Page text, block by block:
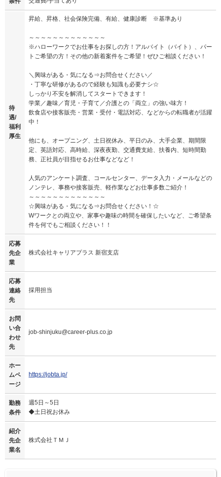
待
遇/
福利
厚生
昇給、昇格、社会保険完備、有給、健康診断 ※基準あり
～～～～～～～～～～～～～
※ハローワークでお仕事をお探しの方！アルバイト（バイト）、パー
トご希望の方！その他の新着案件をご希望！ぜひご相談ください！
＼興味がある・気になる⇒お問合せください／
・丁寧な研修があるので経験も知識も必要ナシ☆
しっかり不安を解消してスタートできます！
学業／趣味／育児・子育て／介護との「両立」の強い味方！
飲食店や接客販売・営業・受付・電話対応、などからの転職者が活躍
中！
他にも、オープニング、土日祝休み、平日のみ、大手企業、期間限
定、英語対応、高時給、深夜夜勤、交通費支給、扶養内、短時間勤
務、正社員が目指せるお仕事などなど！
人気のアンケート調査、コールセンター、データ入力・メールなどの
ノンテレ、事務や接客販売、軽作業などお仕事多数ご紹介！
～～～～～～～～～～～～～
☆興味がある・気になる⇒お問合せください！☆
Wワークとの両立や、家事や趣味の時間を確保したいなど、ご希望条
件を何でもご相談ください！！
応募
先企
業
株式会社キャリアプラス 新宿支店
応募
連絡
先
採用担当
お問
い合
わせ
先
job-shinjuku@career-plus.co.jp
ホー
ムペ
ージ
https://jobta.jp/
勤務
条件
週5日～5日
◆土日祝お休み
紹介
先企
業名
株式会社ＴＭＪ